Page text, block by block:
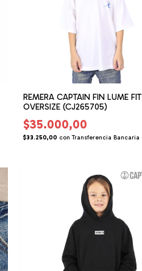
REMERA CAPTAIN FIN LUME FIT
OVERSIZE (CJ265705)
$35.000,00
$33.250,00 con Transferencia Bancaria